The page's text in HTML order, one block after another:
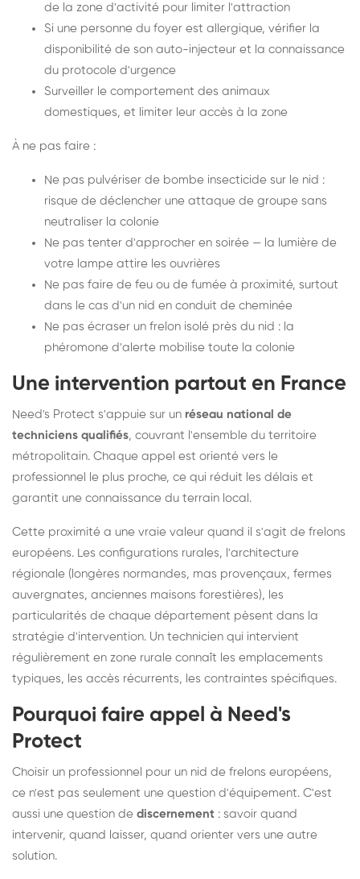
de la zone d'activité pour limiter l'attraction
Si une personne du foyer est allergique, vérifier la
disponibilité de son auto-injecteur et la connaissance
du protocole d'urgence
Surveiller le comportement des animaux
domestiques, et limiter leur accès à la zone
À ne pas faire :
Ne pas pulvériser de bombe insecticide sur le nid :
risque de déclencher une attaque de groupe sans
neutraliser la colonie
Ne pas tenter d'approcher en soirée — la lumière de
votre lampe attire les ouvrières
Ne pas faire de feu ou de fumée à proximité, surtout
dans le cas d'un nid en conduit de cheminée
Ne pas écraser un frelon isolé près du nid : la
phéromone d'alerte mobilise toute la colonie
Une intervention partout en France
Need's Protect s'appuie sur un réseau national de
techniciens qualifiés, couvrant l'ensemble du territoire
métropolitain. Chaque appel est orienté vers le
professionnel le plus proche, ce qui réduit les délais et
garantit une connaissance du terrain local.
Cette proximité a une vraie valeur quand il s'agit de frelons
européens. Les configurations rurales, l'architecture
régionale (longères normandes, mas provençaux, fermes
auvergnates, anciennes maisons forestières), les
particularités de chaque département pèsent dans la
stratégie d'intervention. Un technicien qui intervient
régulièrement en zone rurale connaît les emplacements
typiques, les accès récurrents, les contraintes spécifiques.
Pourquoi faire appel à Need's
Protect
Choisir un professionnel pour un nid de frelons européens,
ce n'est pas seulement une question d'équipement. C'est
aussi une question de discernement : savoir quand
intervenir, quand laisser, quand orienter vers une autre
solution.